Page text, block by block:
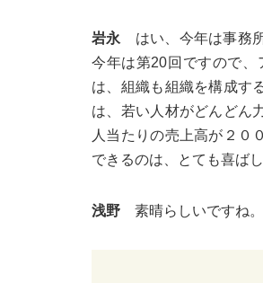
岩永 はい、今年は事務
今年は第20回ですので
は、組織も組織を構成す
は、若い人材がどんどん
人当たりの売上高が２０
できるのは、とても喜ば
浅野 素晴らしいですね。